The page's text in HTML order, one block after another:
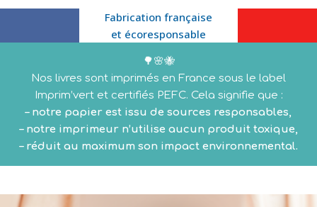
Fabrication française
et écoresponsable
🌳🌸🐝
Nos livres sont imprimés en France sous le label
Imprim’vert et certifiés PEFC. Cela signifie que :
– notre papier est issu de sources responsables,
– notre imprimeur n’utilise aucun produit toxique,
– réduit au maximum son impact environnemental.